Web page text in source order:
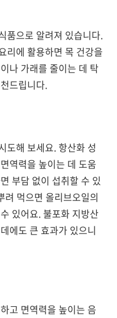
품으로 알려져 있습니다.
리에 활용하면 목 건강을
나 가래를 줄이는 데 탁
드립니다.
도해 보세요. 항산화 성
역력을 높이는 데 도움
부담 없이 섭취할 수 있
려 먹으면 올리브오일의
있어요. 불포화 지방산
에도 큰 효과가 있으니
고 면역력을 높이는 음